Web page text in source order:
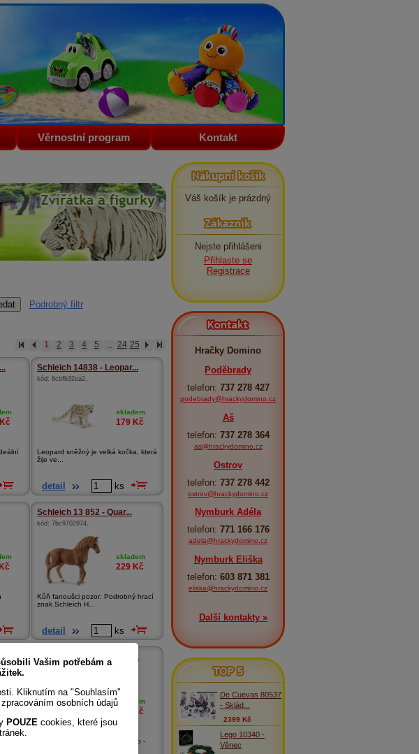
Věrnostní program Kontakt
Podrobný filtr
1 2 3 4 5 24 25
Kč
Schleich 14838 - Leopar...
kód: 8cbfb32ea2,
skladem
179 Kč
Leopard sněžný je velká kočka, která
žije ve...
detail ks
Kč
Schleich 13 852 - Quar...
kód: 7bc9702974,
skladem
229 Kč
Kůň fanoušci pozor: Podrobný hrací
znak Schleich H...
detail ks
Schleich 13922 - Kobyla...
7697ca64b6
skladem
Kč
Figurka Schleich 13922 Zvířátko -
Nákupní košík
Váš košík je prázdný
Zákazník
Nejste přihlášeni
Přihlaste se
Registrace
Kontakt
Hračky Domino
Poděbrady
telefon: 737 278 427
podebrady@hrackydomino.cz
Aš
telefon: 737 278 364
as@hrackydomino.cz
Ostrov
telefon: 737 278 442
ostrov@hrackydomino.cz
Nymburk Adéla
telefon: 771 166 176
adela@hrackydomino.cz
Nymburk Eliška
telefon: 603 871 381
eliska@hrackydomino.cz
Další kontakty »
TOP 5
De Cuevas 80537
- Sklád...
2399 Kč
Lego 10340 -
Věnec
Vašim potřebám a
Kliknutím na "Souhlasím"
osobních údajů
POUZE cookies, které jsou